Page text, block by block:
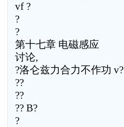
vf ?
?
?
第十七章 电磁感应
讨论,
?洛仑兹力合力不作功 v?
??
??
?? B?
?